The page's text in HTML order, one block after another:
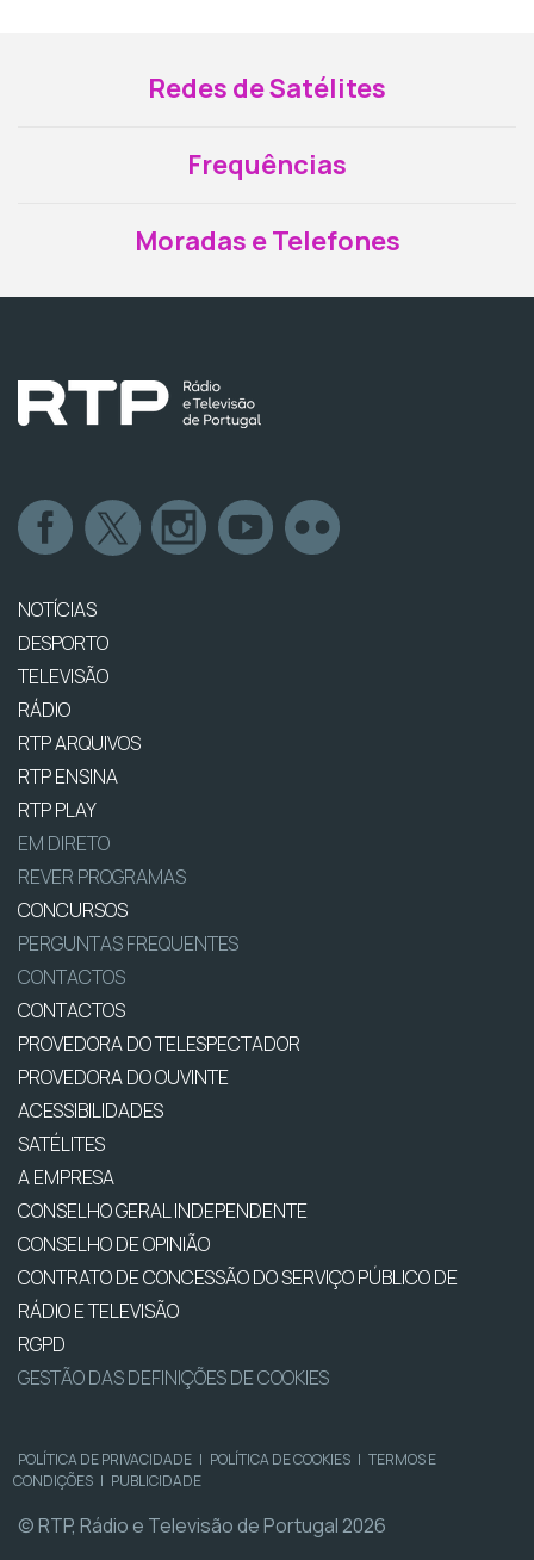
Redes de Satélites
Frequências
Moradas e Telefones
NOTÍCIAS
DESPORTO
TELEVISÃO
RÁDIO
RTP ARQUIVOS
RTP ENSINA
RTP PLAY
EM DIRETO
REVER PROGRAMAS
CONCURSOS
PERGUNTAS FREQUENTES
CONTACTOS
CONTACTOS
PROVEDORA DO TELESPECTADOR
PROVEDORA DO OUVINTE
ACESSIBILIDADES
SATÉLITES
A EMPRESA
CONSELHO GERAL INDEPENDENTE
CONSELHO DE OPINIÃO
CONTRATO DE CONCESSÃO DO SERVIÇO PÚBLICO DE
RÁDIO E TELEVISÃO
RGPD
GESTÃO DAS DEFINIÇÕES DE COOKIES
POLÍTICA DE PRIVACIDADE | POLÍTICA DE COOKIES | TERMOS E
CONDIÇÕES | PUBLICIDADE
© RTP, Rádio e Televisão de Portugal 2026